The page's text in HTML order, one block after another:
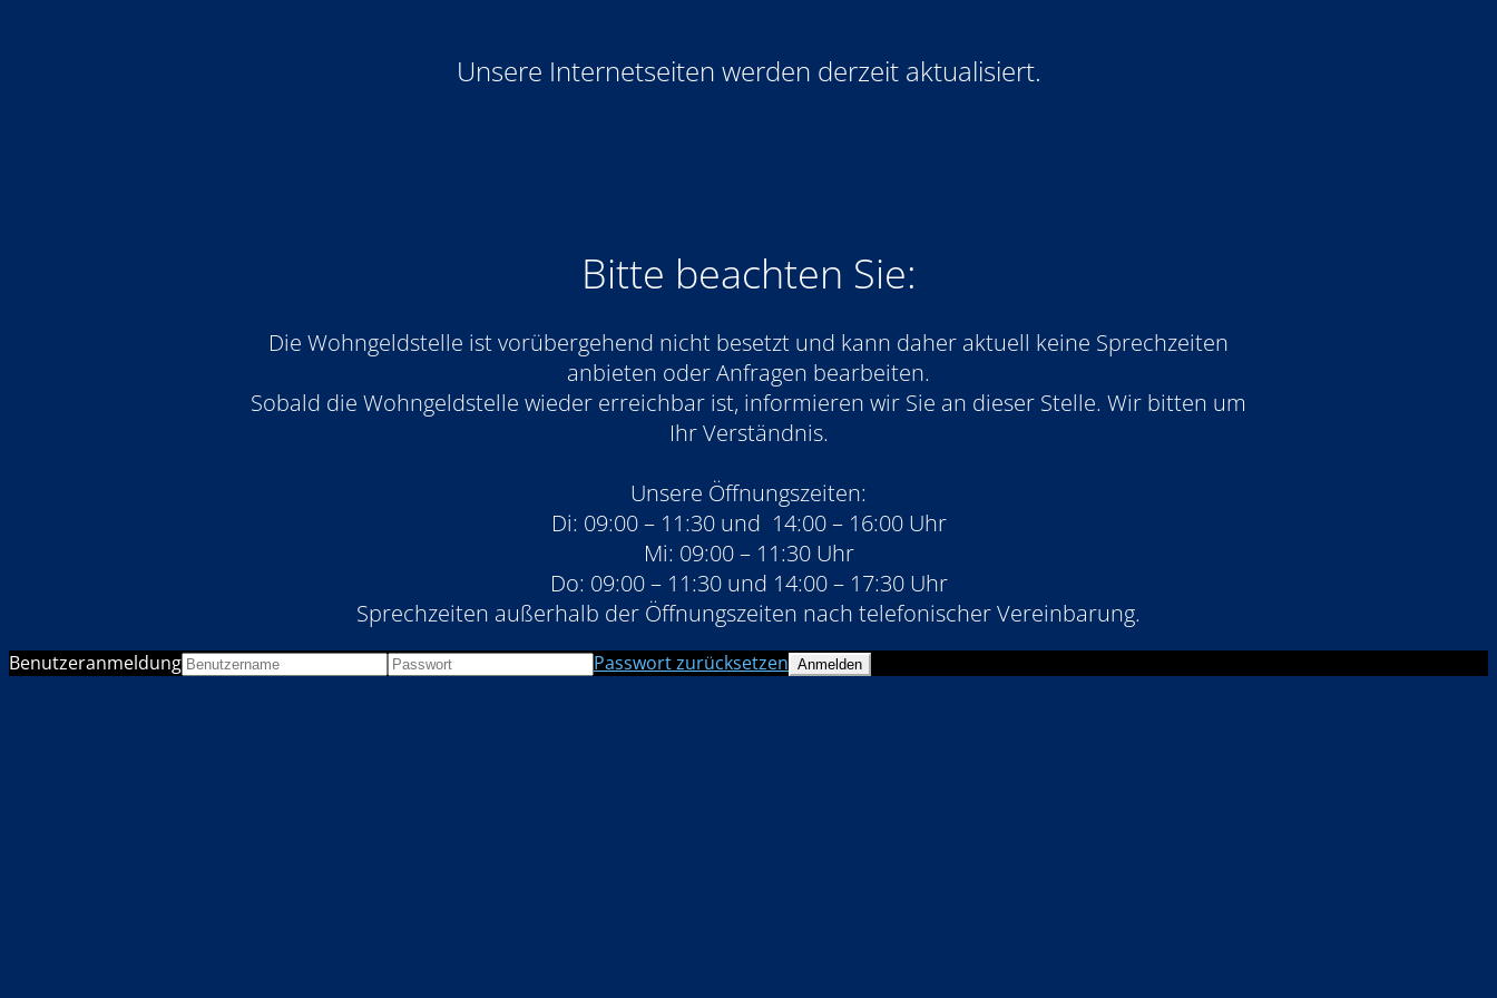
Unsere Internetseiten werden derzeit aktualisiert.
Bitte beachten Sie:
Die Wohngeldstelle ist vorübergehend nicht besetzt und kann daher aktuell keine Sprechzeiten
anbieten oder Anfragen bearbeiten.
Sobald die Wohngeldstelle wieder erreichbar ist, informieren wir Sie an dieser Stelle. Wir bitten um
Ihr Verständnis.
Unsere Öffnungszeiten:
Di: 09:00 – 11:30 und 14:00 – 16:00 Uhr
Mi: 09:00 – 11:30 Uhr
Do: 09:00 – 11:30 und 14:00 – 17:30 Uhr
Sprechzeiten außerhalb der Öffnungszeiten nach telefonischer Vereinbarung.
Benutzeranmeldung Passwort zurücksetzen